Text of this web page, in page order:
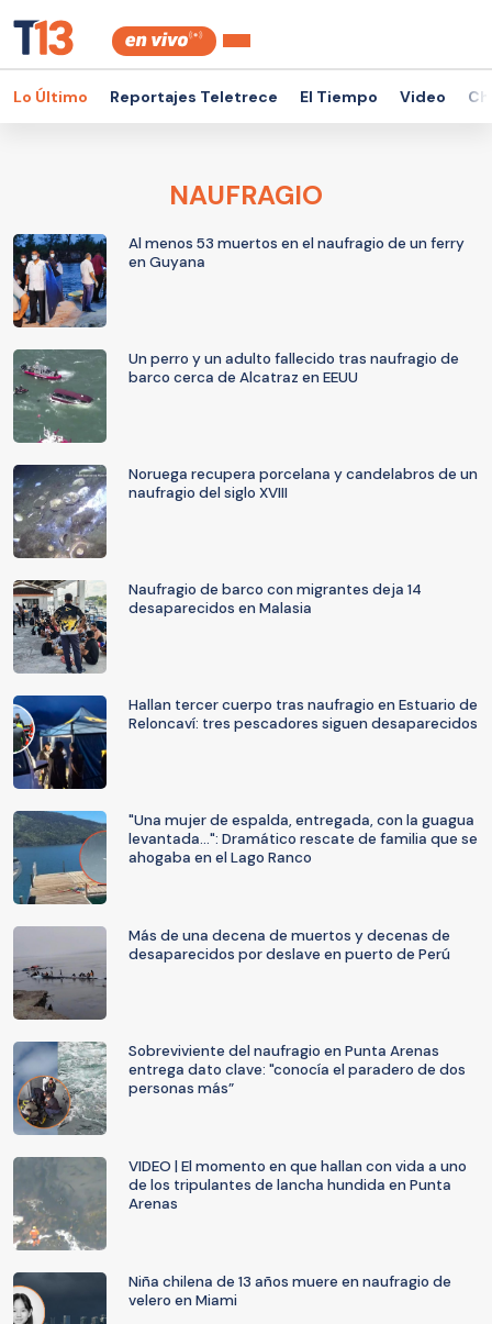
Lo Último Reportajes Teletrece El Tiempo Video
NAUFRAGIO
Al menos 53 muertos en el naufragio de un ferry
en Guyana
Un perro y un adulto fallecido tras naufragio de
barco cerca de Alcatraz en EEUU
Noruega recupera porcelana y candelabros de un
naufragio del siglo XVIII
Naufragio de barco con migrantes deja 14
desaparecidos en Malasia
Hallan tercer cuerpo tras naufragio en Estuario de
Reloncaví: tres pescadores siguen desaparecidos
"Una mujer de espalda, entregada, con la guagua
levantada...": Dramático rescate de familia que se
ahogaba en el Lago Ranco
Más de una decena de muertos y decenas de
desaparecidos por deslave en puerto de Perú
Sobreviviente del naufragio en Punta Arenas
entrega dato clave: "conocía el paradero de dos
personas más”
VIDEO | El momento en que hallan con vida a uno
de los tripulantes de lancha hundida en Punta
Arenas
Niña chilena de 13 años muere en naufragio de
velero en Miami